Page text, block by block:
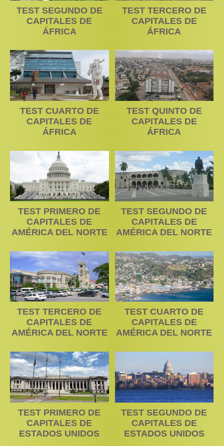
TEST SEGUNDO DE
CAPITALES DE
ÁFRICA
TEST TERCERO DE
CAPITALES DE
ÁFRICA
TEST CUARTO DE
CAPITALES DE
ÁFRICA
TEST QUINTO DE
CAPITALES DE
ÁFRICA
TEST PRIMERO DE
CAPITALES DE
AMÉRICA DEL NORTE
TEST SEGUNDO DE
CAPITALES DE
AMÉRICA DEL NORTE
TEST TERCERO DE
CAPITALES DE
AMÉRICA DEL NORTE
TEST CUARTO DE
CAPITALES DE
AMÉRICA DEL NORTE
TEST PRIMERO DE
CAPITALES DE
ESTADOS UNIDOS
TEST SEGUNDO DE
CAPITALES DE
ESTADOS UNIDOS